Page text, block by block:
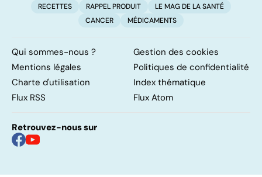
RECETTES RAPPEL PRODUIT
LE MAG DE LA SANTÉ
CANCER
MÉDICAMENTS
Qui sommes-nous ?
Gestion des cookies
Mentions légales
Politiques de confidentialité
Charte d'utilisation
Index thématique
Flux RSS
Flux Atom
Retrouvez-nous sur